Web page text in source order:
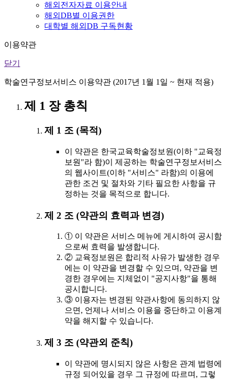
해외전자자료 이용안내
해외DB별 이용권한
대학별 해외DB 구독현황
이용약관
닫기
학술연구정보서비스 이용약관 (2017년 1월 1일 ~ 현재 적용)
제 1 장 총칙
제 1 조 (목적)
이 약관은 한국교육학술정보원(이하 "교육정
보원"라 함)이 제공하는 학술연구정보서비스
의 웹사이트(이하 "서비스" 라함)의 이용에
관한 조건 및 절차와 기타 필요한 사항을 규
정하는 것을 목적으로 합니다.
제 2 조 (약관의 효력과 변경)
① 이 약관은 서비스 메뉴에 게시하여 공시함
으로써 효력을 발생합니다.
② 교육정보원은 합리적 사유가 발생한 경우
에는 이 약관을 변경할 수 있으며, 약관을 변
경한 경우에는 지체없이 "공지사항"을 통해
공시합니다.
③ 이용자는 변경된 약관사항에 동의하지 않
으면, 언제나 서비스 이용을 중단하고 이용계
약을 해지할 수 있습니다.
제 3 조 (약관외 준칙)
이 약관에 명시되지 않은 사항은 관계 법령에
규정 되어있을 경우 그 규정에 따르며, 그렇